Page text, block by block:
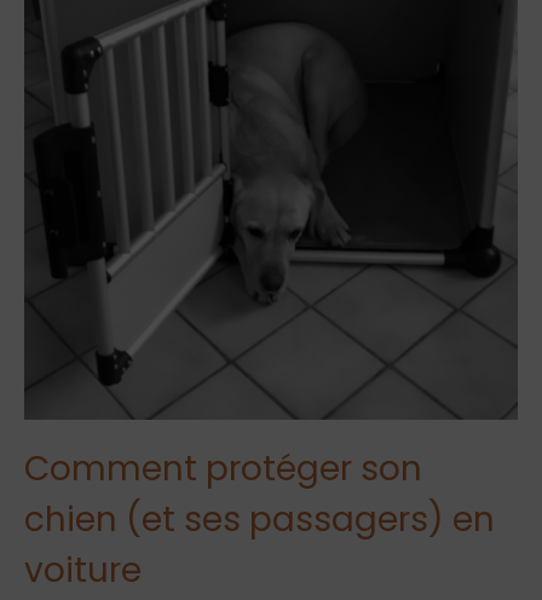
Comment protéger son
chien (et ses passagers) en
voiture